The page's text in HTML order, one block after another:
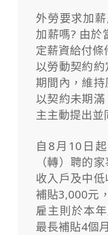
外勞要求加
加薪嗎? 由於
定薪資給付
以勞動契約
期間內，維
以契約未期
主主動提出並
自8月10日
（轉）聘的
收入戶及中
補貼3,000元
雇主則於本
最長補貼4個